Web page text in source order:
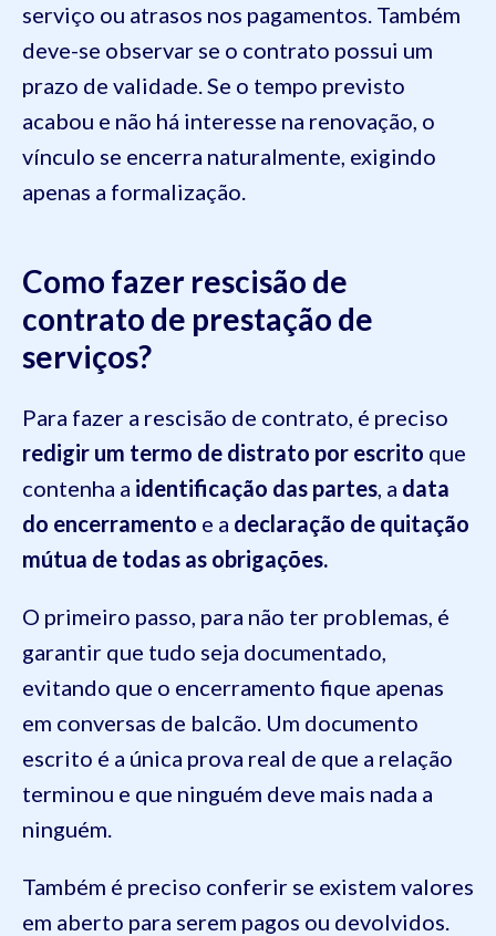
serviço ou atrasos nos pagamentos. Também
deve-se observar se o contrato possui um
prazo de validade. Se o tempo previsto
acabou e não há interesse na renovação, o
vínculo se encerra naturalmente, exigindo
apenas a formalização.
Como fazer rescisão de
contrato de prestação de
serviços?
Para fazer a rescisão de contrato, é preciso
redigir um termo de distrato por escrito que
contenha a identificação das partes, a data
do encerramento e a declaração de quitação
mútua de todas as obrigações.
O primeiro passo, para não ter problemas, é
garantir que tudo seja documentado,
evitando que o encerramento fique apenas
em conversas de balcão. Um documento
escrito é a única prova real de que a relação
terminou e que ninguém deve mais nada a
ninguém.
Também é preciso conferir se existem valores
em aberto para serem pagos ou devolvidos.